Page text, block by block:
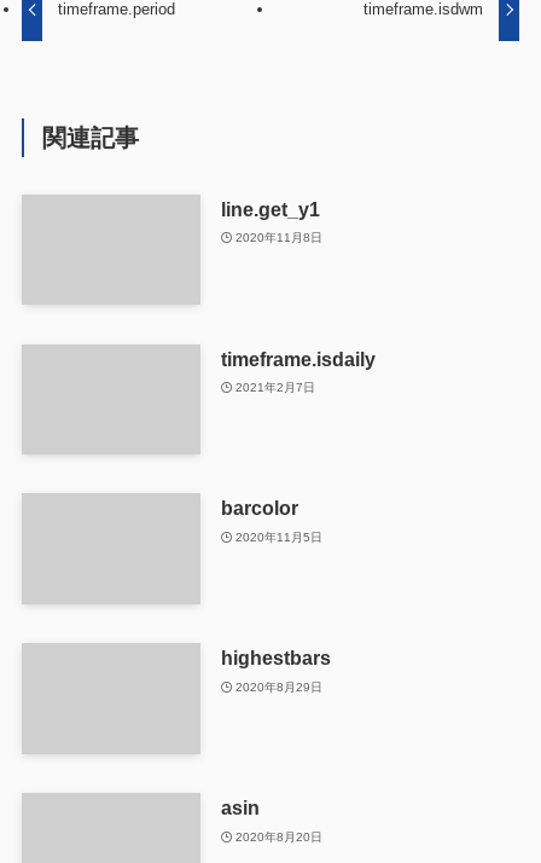
timeframe.period timeframe.isdwm
関連記事
line.get_y1
2020年11月8日
timeframe.isdaily
2021年2月7日
barcolor
2020年11月5日
highestbars
2020年8月29日
asin
2020年8月20日